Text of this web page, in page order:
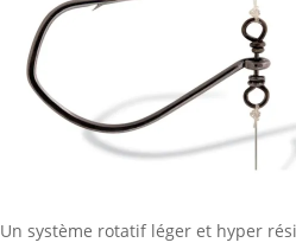
Un système rotatif léger et hyper